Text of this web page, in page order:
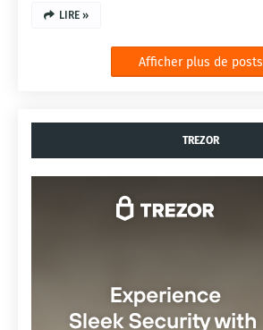
LIRE »
Afficher plus de posts
TREZOR